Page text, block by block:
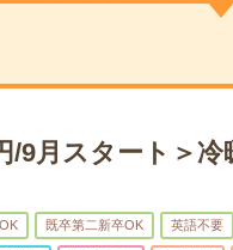
/9月スタート＞
既卒第二新卒OK 英語不要